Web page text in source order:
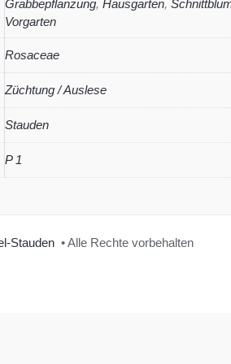
Grabbepflanzung, Hausgarten,
Vorgarten
Rosaceae
Züchtung / Auslese
Stauden
P 1
Stauden • Alle Rechte vorbehalten